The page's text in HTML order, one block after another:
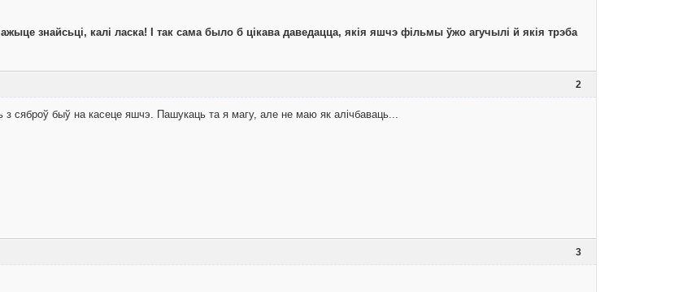
знайсьці, калі ласка! І так сама было б цікава даведацца, якія яшчэ фільмы ўжо агучылі й якія трэба
2
з сяброў быў на касеце яшчэ. Пашукаць та я магу, але не маю як алічбаваць...
3